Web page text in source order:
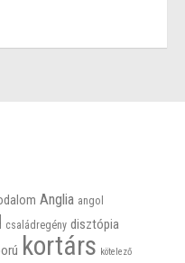
Anglia angol
családregény disztópia
kortárs kötelező